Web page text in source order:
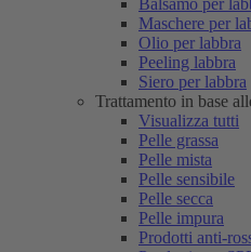
Balsamo per
Maschere per
Olio per labbra
Peeling labbra
Siero per labbra
Trattamento in base
Visualizza tutti
Pelle grassa
Pelle mista
Pelle sensibile
Pelle secca
Pelle impura
Prodotti anti-